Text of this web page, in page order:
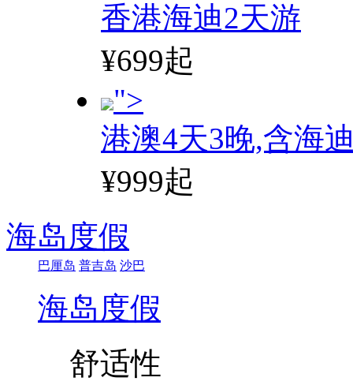
香港海迪2天游
¥699起
">
港澳4天3晚,含海
¥999起
海岛度假
巴厘岛 普吉岛 沙巴
海岛度假
舒适性